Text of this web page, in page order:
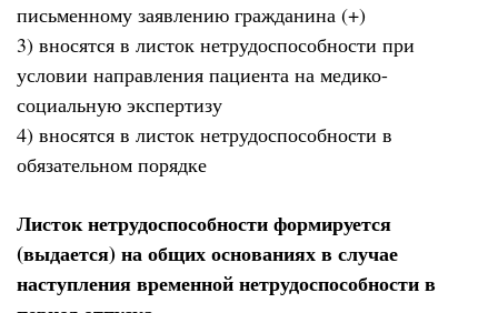
письменному заявлению гражданина (+)
3) вносятся в листок нетрудоспособности при
условии направления пациента на медико-
социальную экспертизу
4) вносятся в листок нетрудоспособности в
обязательном порядке
Листок нетрудоспособности формируется
(выдается) на общих основаниях в случае
наступления временной нетрудоспособности в